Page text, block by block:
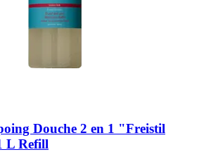
Douche 2 en 1 "Freistil
L Refill